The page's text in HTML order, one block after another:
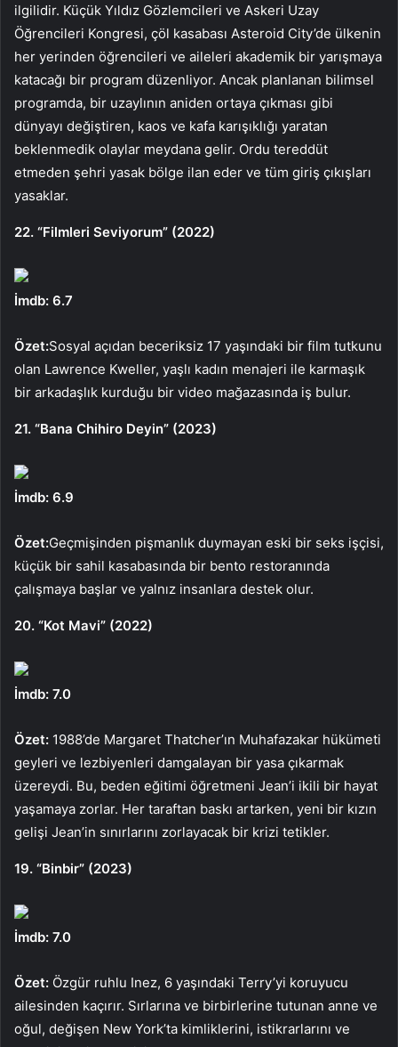
ilgilidir. Küçük Yıldız Gözlemcileri ve Askeri Uzay
Öğrencileri Kongresi, çöl kasabası Asteroid City’de ülkenin
her yerinden öğrencileri ve aileleri akademik bir yarışmaya
katacağı bir program düzenliyor. Ancak planlanan bilimsel
programda, bir uzaylının aniden ortaya çıkması gibi
dünyayı değiştiren, kaos ve kafa karışıklığı yaratan
beklenmedik olaylar meydana gelir. Ordu tereddüt
etmeden şehri yasak bölge ilan eder ve tüm giriş çıkışları
yasaklar.
22. “Filmleri Seviyorum” (2022)
İmdb: 6.7
Özet:Sosyal açıdan beceriksiz 17 yaşındaki bir film tutkunu
olan Lawrence Kweller, yaşlı kadın menajeri ile karmaşık
bir arkadaşlık kurduğu bir video mağazasında iş bulur.
21. “Bana Chihiro Deyin” (2023)
İmdb: 6.9
Özet:Geçmişinden pişmanlık duymayan eski bir seks işçisi,
küçük bir sahil kasabasında bir bento restoranında
çalışmaya başlar ve yalnız insanlara destek olur.
20. “Kot Mavi” (2022)
İmdb: 7.0
Özet: 1988’de Margaret Thatcher’ın Muhafazakar hükümeti
geyleri ve lezbiyenleri damgalayan bir yasa çıkarmak
üzereydi. Bu, beden eğitimi öğretmeni Jean’i ikili bir hayat
yaşamaya zorlar. Her taraftan baskı artarken, yeni bir kızın
gelişi Jean’in sınırlarını zorlayacak bir krizi tetikler.
19. “Binbir” (2023)
İmdb: 7.0
Özet: Özgür ruhlu Inez, 6 yaşındaki Terry’yi koruyucu
ailesinden kaçırır. Sırlarına ve birbirlerine tutunan anne ve
oğul, değişen New York’ta kimliklerini, istikrarlarını ve